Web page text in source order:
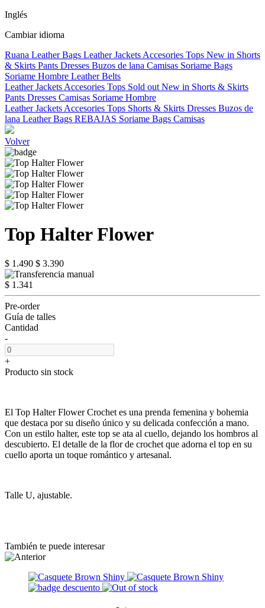
Inglés
Cambiar idioma
Ruana Leather Bags Leather Jackets Accesories Tops New in Shorts
& Skirts Pants Dresses Buzos de lana Camisas Soriame Bags
Soriame Hombre Leather Belts
Leather Jackets Accesories Tops Sold out New in Shorts & Skirts
Pants Dresses Camisas Soriame Hombre
Leather Jackets Accesories Tops Shorts & Skirts Dresses Buzos de
lana Leather Bags REBAJAS Soriame Bags Camisas
Volver
Top Halter Flower
$ 1.490 $ 3.390
$ 1.341
Pre-order
Guía de talles
Cantidad
-
+
Producto sin stock
El Top Halter Flower Crochet es una prenda femenina y bohemia
que destaca por su diseño único y su delicada confección a mano.
Con un estilo halter, este top se ata al cuello, dejando los hombros al
descubierto. El detalle de la flor de crochet que adorna el top en su
cuello aporta un toque romántico y artesanal.
Talle U, ajustable.
También te puede interesar